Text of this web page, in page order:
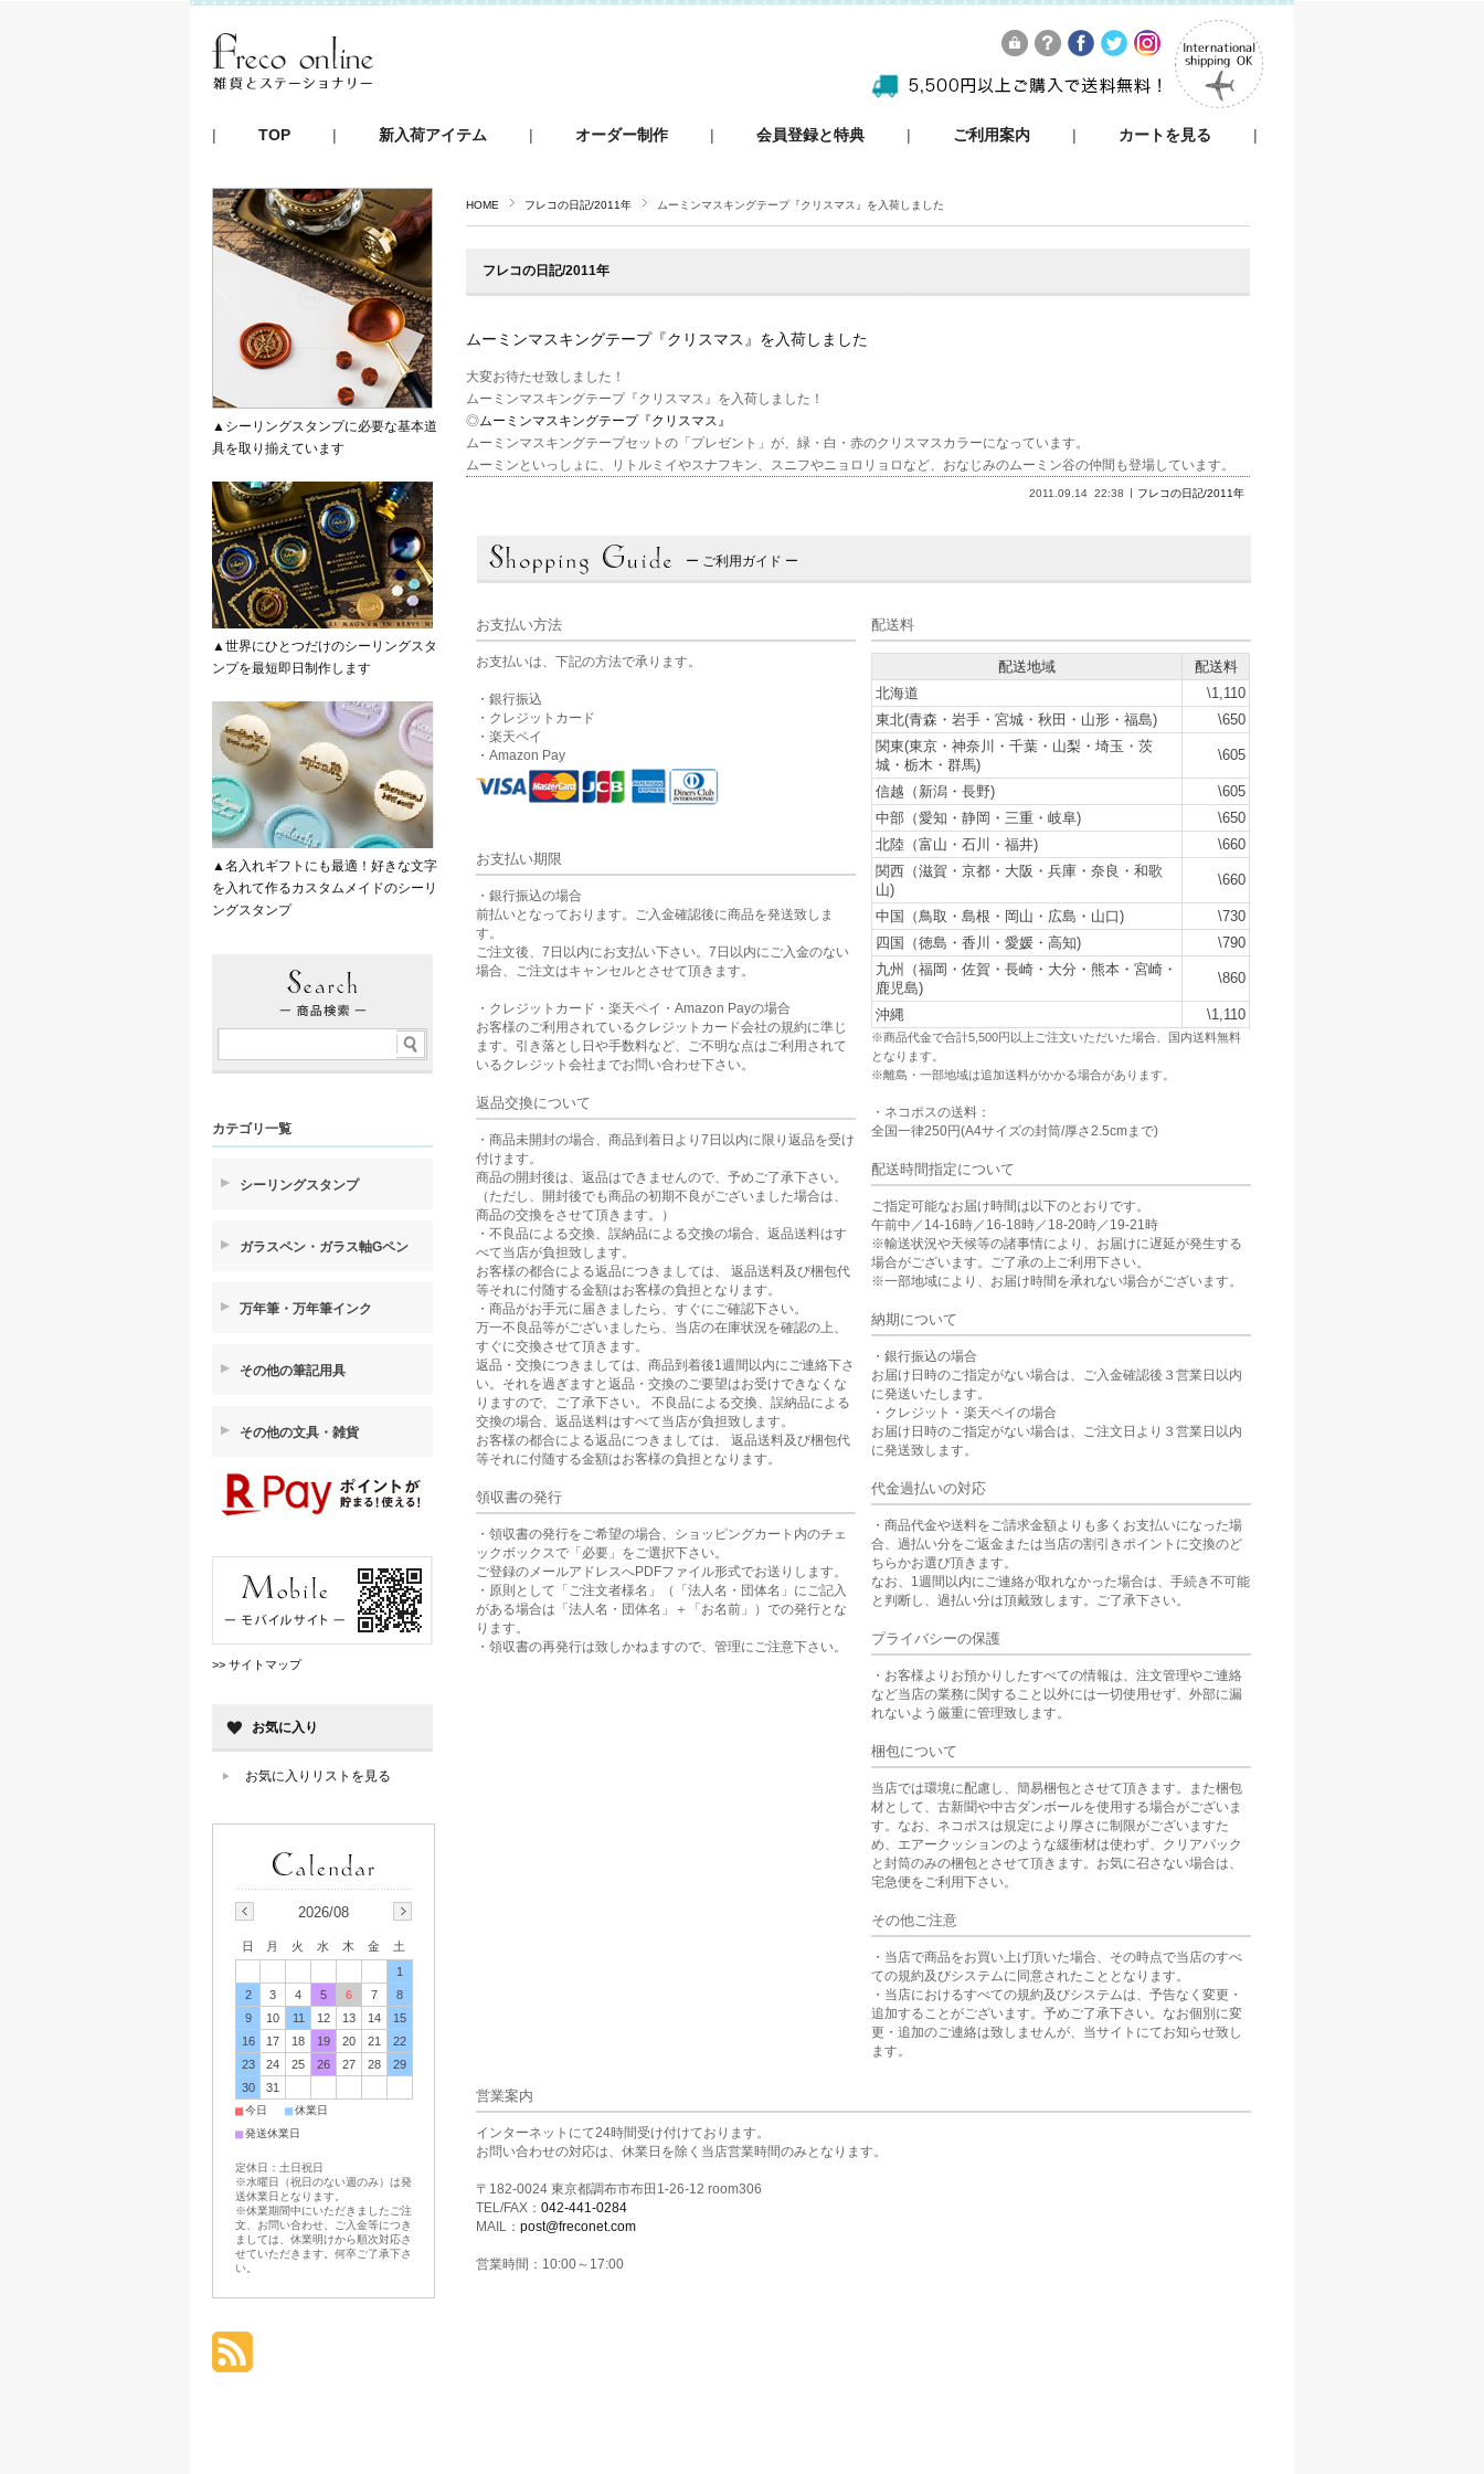
TOP 新入荷アイテム オーダー制作 会員登録と特典 ご利用案内 カートを見る
HOME フレコの日記/2011年 ムーミンマスキングテープ『クリスマス』を入荷しました
フレコの日記/2011年
ムーミンマスキングテープ『クリスマス』を入荷しました
大変お待たせ致しました！
ムーミンマスキングテープ『クリスマス』を入荷しました！
◎ムーミンマスキングテープ『クリスマス』
ムーミンマスキングテープセットの「プレゼント」が、緑・白・赤のクリスマスカラーになっています。
ムーミンといっしょに、リトルミイやスナフキン、スニフやニョロリョロなど、おなじみのムーミン谷の仲間も登場しています。
2011.09.14 22:38 フレコの日記/2011年
ー ご利用ガイド ー
お支払い方法
お支払いは、下記の方法で承ります。
・銀行振込
・クレジットカード
・楽天ペイ
・Amazon Pay
お支払い期限
・銀行振込の場合
前払いとなっております。ご入金確認後に商品を発送致しま
す。
ご注文後、7日以内にお支払い下さい。7日以内にご入金のない
場合、ご注文はキャンセルとさせて頂きます。
・クレジットカード・楽天ペイ・Amazon Payの場合
お客様のご利用されているクレジットカード会社の規約に準じ
ます。引き落とし日や手数料など、ご不明な点はご利用されて
いるクレジット会社までお問い合わせ下さい。
返品交換について
・商品未開封の場合、商品到着日より7日以内に限り返品を受け
付けます。
商品の開封後は、返品はできませんので、予めご了承下さい。
（ただし、開封後でも商品の初期不良がございました場合は、
商品の交換をさせて頂きます。）
・不良品による交換、誤納品による交換の場合、返品送料はす
べて当店が負担致します。
お客様の都合による返品につきましては、 返品送料及び梱包代
等それに付随する金額はお客様の負担となります。
・商品がお手元に届きましたら、すぐにご確認下さい。
万一不良品等がございましたら、当店の在庫状況を確認の上、
すぐに交換させて頂きます。
返品・交換につきましては、商品到着後1週間以内にご連絡下さ
い。それを過ぎますと返品・交換のご要望はお受けできなくな
りますので、ご了承下さい。 不良品による交換、誤納品による
交換の場合、返品送料はすべて当店が負担致します。
お客様の都合による返品につきましては、 返品送料及び梱包代
等それに付随する金額はお客様の負担となります。
領収書の発行
・領収書の発行をご希望の場合、ショッピングカート内のチェ
ックボックスで「必要」をご選択下さい。
ご登録のメールアドレスへPDFファイル形式でお送りします。
・原則として「ご注文者様名」（「法人名・団体名」にご記入
がある場合は「法人名・団体名」＋「お名前」）での発行とな
ります。
・領収書の再発行は致しかねますので、管理にご注意下さい。
配送料
配送地域
配送料
北海道
\1,110
東北(青森・岩手・宮城・秋田・山形・福島)
\650
関東(東京・神奈川・千葉・山梨・埼玉・茨
城・栃木・群馬)
\605
信越（新潟・長野)
\605
中部（愛知・静岡・三重・岐阜)
\650
北陸（富山・石川・福井)
\660
関西（滋賀・京都・大阪・兵庫・奈良・和歌
山)
\660
中国（鳥取・島根・岡山・広島・山口)
\730
四国（徳島・香川・愛媛・高知)
\790
九州（福岡・佐賀・長崎・大分・熊本・宮崎・
鹿児島)
\860
沖縄 \1,110
※商品代金で合計5,500円以上ご注文いただいた場合、国内送料無料
となります。
※離島・一部地域は追加送料がかかる場合があります。
・ネコポスの送料：
全国一律250円(A4サイズの封筒/厚さ2.5cmまで)
配送時間指定について
ご指定可能なお届け時間は以下のとおりです。
午前中／14-16時／16-18時／18-20時／19-21時
※輸送状況や天候等の諸事情により、お届けに遅延が発生する
場合がございます。ご了承の上ご利用下さい。
※一部地域により、お届け時間を承れない場合がございます。
納期について
・銀行振込の場合
お届け日時のご指定がない場合は、ご入金確認後３営業日以内
に発送いたします。
・クレジット・楽天ペイの場合
お届け日時のご指定がない場合は、ご注文日より３営業日以内
に発送致します。
代金過払いの対応
・商品代金や送料をご請求金額よりも多くお支払いになった場
合、過払い分をご返金または当店の割引きポイントに交換のど
ちらかお選び頂きます。
なお、1週間以内にご連絡が取れなかった場合は、手続き不可能
と判断し、過払い分は頂戴致します。ご了承下さい。
プライバシーの保護
・お客様よりお預かりしたすべての情報は、注文管理やご連絡
など当店の業務に関すること以外には一切使用せず、外部に漏
れないよう厳重に管理致します。
梱包について
当店では環境に配慮し、簡易梱包とさせて頂きます。また梱包
材として、古新聞や中古ダンボールを使用する場合がございま
す。なお、ネコポスは規定により厚さに制限がございますた
め、エアークッションのような緩衝材は使わず、クリアパック
と封筒のみの梱包とさせて頂きます。お気に召さない場合は、
宅急便をご利用下さい。
その他ご注意
・当店で商品をお買い上げ頂いた場合、その時点で当店のすべ
ての規約及びシステムに同意されたこととなります。
・当店におけるすべての規約及びシステムは、予告なく変更・
追加することがございます。予めご了承下さい。なお個別に変
更・追加のご連絡は致しませんが、当サイトにてお知らせ致し
ます。
営業案内
インターネットにて24時間受け付けております。
お問い合わせの対応は、休業日を除く当店営業時間のみとなります。
〒182-0024 東京都調布市布田1-26-12 room306
TEL/FAX： 042-441-0284
MAIL： post@freconet.com
営業時間：10:00～17:00
▲シーリングスタンプに必要な基本道
具を取り揃えています
▲世界にひとつだけのシーリングスタ
ンプを最短即日制作します
▲名入れギフトにも最適！好きな文字
を入れて作るカスタムメイドのシーリ
ングスタンプ
カテゴリ一覧
シーリングスタンプ
ガラスペン・ガラス軸Gペン
万年筆・万年筆インク
その他の筆記用具
その他の文具・雑貨
>> サイトマップ
お気に入り
お気に入りリストを見る
2026/08
日 月 火 水 木 金
土
1
2
3 4 5 6 7
8
9
10 11 12 13 14
15
16
17 18 19 20 21
22
23
24 25 26 27 28
29
30
31
■今日 ■休業日
■発送休業日
定休日：土日祝日
※水曜日（祝日のない週のみ）は発
送休業日となります。
※休業期間中にいただきましたご注
文、お問い合わせ、ご入金等につき
ましては、休業明けから順次対応さ
せていただきます。何卒ご了承下さ
い。